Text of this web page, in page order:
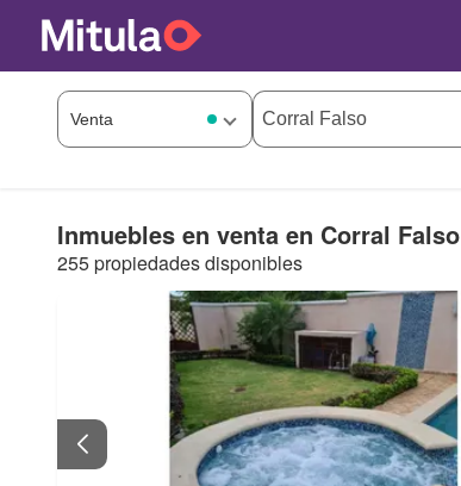
Inmuebles en venta en Corral Falso
255 propiedades disponibles